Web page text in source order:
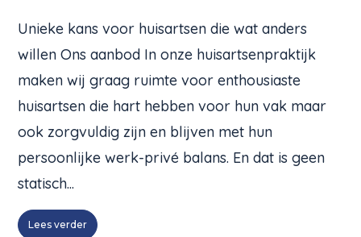
Unieke kans voor huisartsen die wat anders
willen Ons aanbod In onze huisartsenpraktijk
maken wij graag ruimte voor enthousiaste
huisartsen die hart hebben voor hun vak maar
ook zorgvuldig zijn en blijven met hun
persoonlijke werk-privé balans. En dat is geen
statisch...
Lees verder